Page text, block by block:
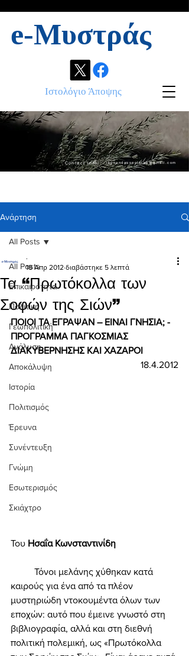
e-Μυστράς
Ιστολόγιο Άποψης
Contact info: ikonandassociates@gmail.com
Ανάρτηση
All Posts
Επικαιρότητα
Πολιτική
Γεωπολιτική
Ανάλυση
Αποκάλυψη
Ιστορία
Πολιτισμός
Έρευνα
Συνέντευξη
Γνώμη
Εσωτερισμός
Σκιάχτρο
All Posts
Τα “Πρωτόκολλα των
Σοφών της Σιών”
.
18 Απρ 2012 διαβάστηκε 5 λεπτά
ΠΟΙΟΙ ΤΑ ΕΓΡΑΨΑΝ – ΕΙΝΑΙ ΓΝΗΣΙΑ; -
ΠΡΟΓΡΑΜΜΑ ΠΑΓΚΟΣΜΙΑΣ
ΔΙΑΚΥΒΕΡΝΗΣΗΣ ΚΑΙ ΧΑΖΑΡΟΙ
18.4.2012
Του Ησαΐα Κωνσταντινίδη
καιρούς για ένα από τα πλέον
μυστηριώδη ντοκουμέντα όλων των
εποχών: αυτό που έμεινε γνωστό στη
βιβλιογραφία, αλλά και στη διεθνή
πολιτική πολεμική, ως «Πρωτόκολλα